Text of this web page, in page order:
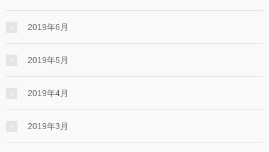
2019年6月
2019年5月
2019年4月
2019年3月